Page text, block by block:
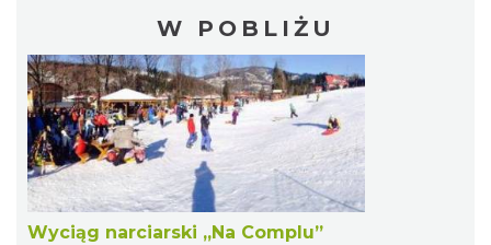
W POBLIŻU
Wyciąg narciarski „Na Complu”